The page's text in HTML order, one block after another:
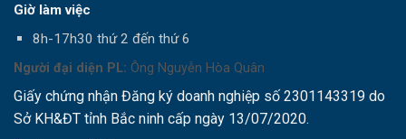
Giờ làm việc
8h-17h30 thứ 2 đến thứ 6
Người đại diện PL: Ông Nguyễn Hòa Quân
Giấy chứng nhận Đăng ký doanh nghiệp số 2301143319 do
Sở KH&ĐT tỉnh Bắc ninh cấp ngày 13/07/2020.